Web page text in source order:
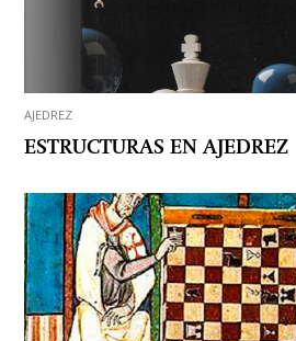
AJEDREZ
ESTRUCTURAS EN AJEDREZ